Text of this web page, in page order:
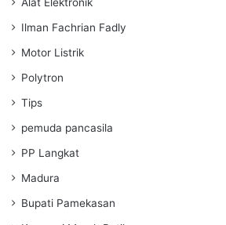
Ilman Fachrian Fadly
Motor Listrik
Polytron
Tips
pemuda pancasila
PP Langkat
Madura
Bupati Pamekasan